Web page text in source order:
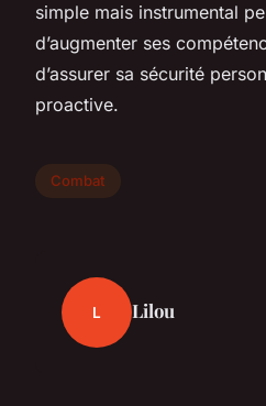
simple mais instrumental
d’augmenter ses
d’assurer sa sécurité
proactive.
Combat
L Lilou